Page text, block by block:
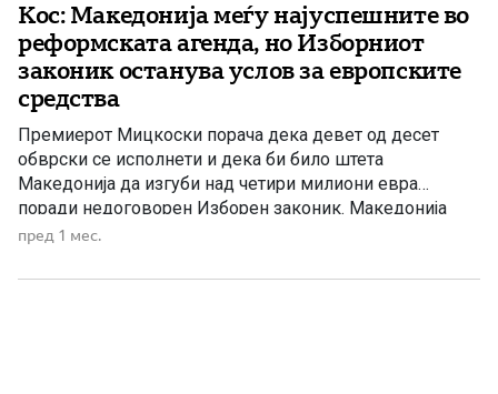
Кос: Македонија меѓу најуспешните во
реформската агенда, но Изборниот
законик останува услов за европските
средства
Премиерот Мицкоски порача дека девет од десет
обврски се исполнети и дека би било штета
Македонија да изгуби над четири милиони евра
поради недоговорен Изборен законик. Македонија
покажува значителен напредок во спроведувањето на
земји во користењето на можностите од Планот за
пред 1 мес.